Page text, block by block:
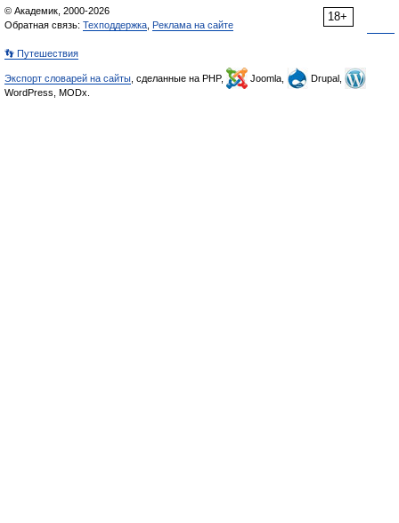
18+
© Академик, 2000-2026
Обратная связь: Техподдержка Реклама на сайте
👣 Путешествия
Экспорт словарей на сайты , сделанные на PHP, Joomla,
Drupal,
WordPress, MODx.